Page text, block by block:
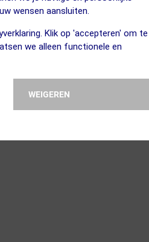
wensen aansluiten.
Klik op 'accepteren' om te
we alleen functionele en
WEIGEREN
kleiner te maken.